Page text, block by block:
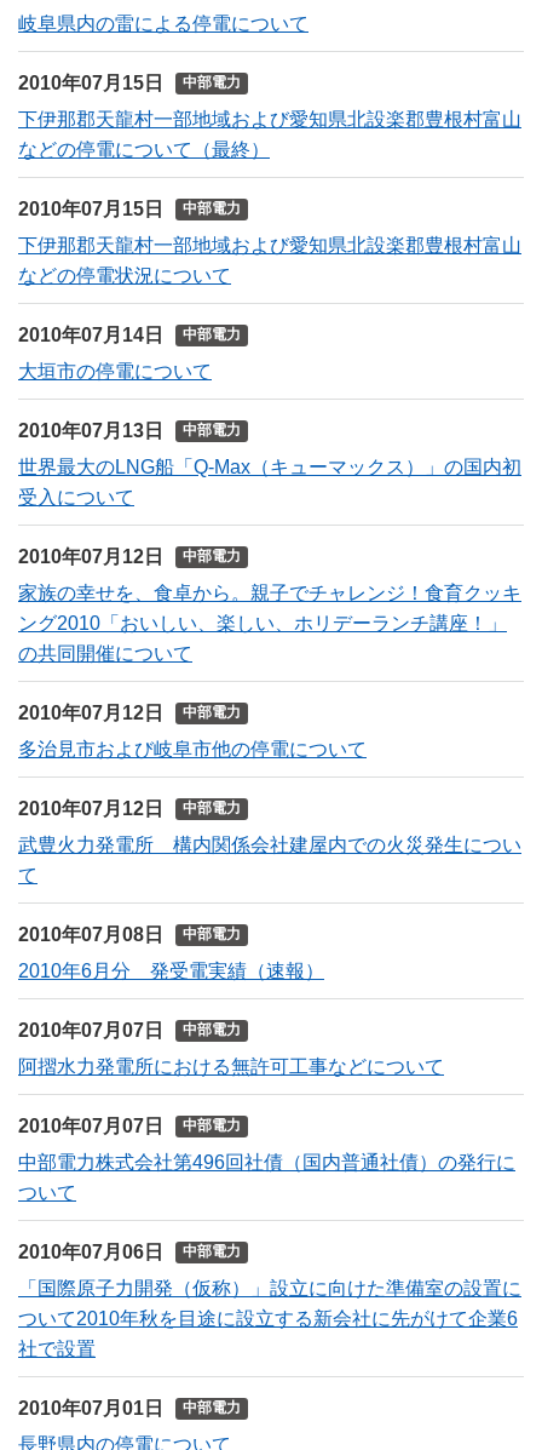
岐阜県内の雷による停電について
2010年07月15日 中部電力
下伊那郡天龍村一部地域および愛知県北設楽郡豊根村富山
などの停電について（最終）
2010年07月15日 中部電力
下伊那郡天龍村一部地域および愛知県北設楽郡豊根村富山
などの停電状況について
2010年07月14日 中部電力
大垣市の停電について
2010年07月13日 中部電力
世界最大のLNG船「Q-Max（キューマックス）」の国内初
受入について
2010年07月12日 中部電力
家族の幸せを、食卓から。親子でチャレンジ！食育クッキ
ング2010「おいしい、楽しい、ホリデーランチ講座！」
の共同開催について
2010年07月12日 中部電力
多治見市および岐阜市他の停電について
2010年07月12日 中部電力
武豊火力発電所 構内関係会社建屋内での火災発生につい
て
2010年07月08日 中部電力
2010年6月分 発受電実績（速報）
2010年07月07日 中部電力
阿摺水力発電所における無許可工事などについて
2010年07月07日 中部電力
中部電力株式会社第496回社債（国内普通社債）の発行に
ついて
2010年07月06日 中部電力
「国際原子力開発（仮称）」設立に向けた準備室の設置に
ついて2010年秋を目途に設立する新会社に先がけて企業6
社で設置
2010年07月01日 中部電力
長野県内の停電について